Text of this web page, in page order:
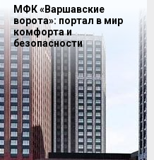
МФК «Варшавские
ворота»: портал в мир
комфорта и
безопасности